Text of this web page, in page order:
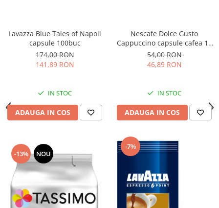
Lavazza Blue Tales of Napoli
capsule 100buc
174,00 RON
141,89 RON
IN STOC
ADAUGA IN COS
Nescafe Dolce Gusto
Cappuccino capsule cafea 15
bauturi
54,00 RON
46,89 RON
IN STOC
ADAUGA IN COS
-13% NOU
-7%